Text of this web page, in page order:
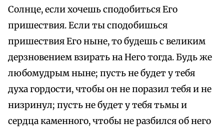
Солнце, если хочешь сподобиться Его
пришествия. Если ты сподобишься
пришествия Его ныне, то будешь с великим
дерзновением взирать на Него тогда. Будь же
любомудрым ныне; пусть не будет у тебя
духа гордости, чтобы он не поразил тебя и не
низринул; пусть не будет у тебя тьмы и
сердца каменного, чтобы не разбился об него